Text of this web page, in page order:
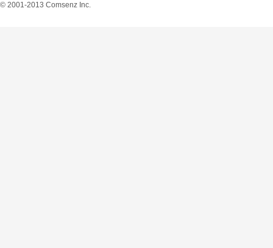
© 2001-2013 Comsenz Inc.